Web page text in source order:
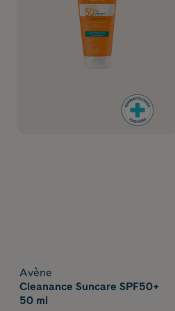
Avène
Cleanance Suncare SPF50+
50 ml